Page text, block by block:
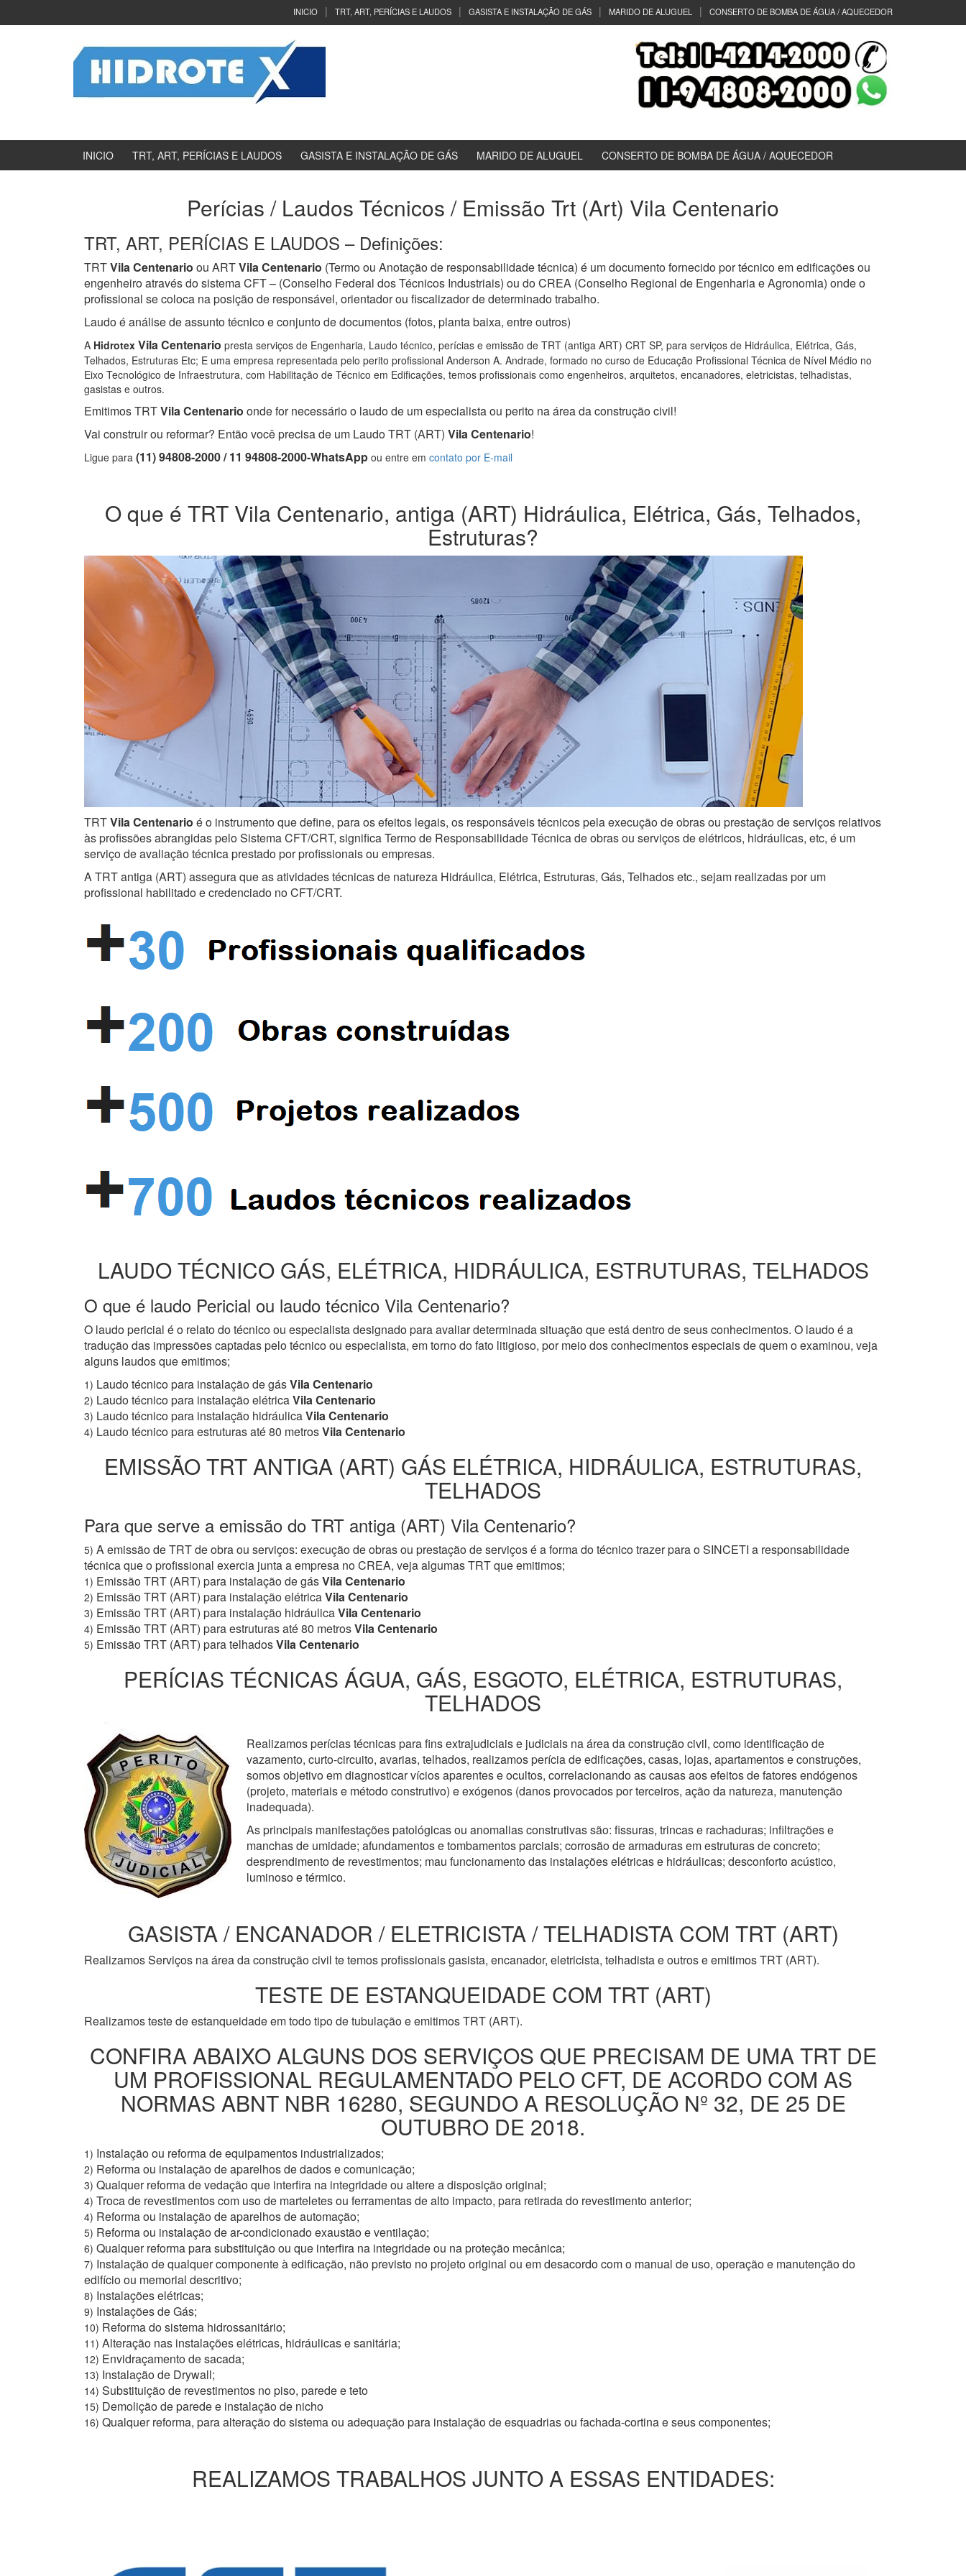
INICIO TRT, ART, PERÍCIAS E LAUDOS GASISTA E INSTALAÇÃO DE GÁS MARIDO DE ALUGUEL CONSERTO DE BOMBA DE ÁGUA / AQUECEDOR
INICIO TRT, ART, PERÍCIAS E LAUDOS GASISTA E INSTALAÇÃO DE GÁS MARIDO DE ALUGUEL CONSERTO DE BOMBA DE ÁGUA / AQUECEDOR
Perícias / Laudos Técnicos / Emissão Trt (Art) Vila Centenario
TRT, ART, PERÍCIAS E LAUDOS – Definições:
TRTVila Centenario ou ARTVila Centenario (Termo ou Anotação de responsabilidade técnica) é um documento fornecido por técnico em edificações ou
engenheiro através do sistema CFT – (Conselho Federal dos Técnicos Industriais) ou do CREA (Conselho Regional de Engenharia e Agronomia) onde o
profissional se coloca na posição de responsável, orientador ou fiscalizador de determinado trabalho.
Laudo é análise de assunto técnico e conjunto de documentos (fotos, planta baixa, entre outros)
A Hidrotex Vila Centenario presta serviços de Engenharia, Laudo técnico, perícias e emissão de TRT (antiga ART) CRT SP, para serviços de Hidráulica, Elétrica, Gás,
Telhados, Estruturas Etc; E uma empresa representada pelo perito profissional Anderson A. Andrade, formado no curso de Educação Profissional Técnica de Nível Médio no
Eixo Tecnológico de Infraestrutura, com Habilitação de Técnico em Edificações, temos profissionais como engenheiros, arquitetos, encanadores, eletricistas, telhadistas,
gasistas e outros.
Emitimos TRTVila Centenario onde for necessário o laudo de um especialista ou perito na área da construção civil!
Vai construir ou reformar? Então você precisa de um Laudo TRT (ART) Vila Centenario!
Ligue para (11) 94808-2000 / 11 94808-2000-WhatsApp ou entre em contato por E-mail
O que é TRT Vila Centenario, antiga (ART) Hidráulica, Elétrica, Gás, Telhados,
Estruturas?
TRTVila Centenario é o instrumento que define, para os efeitos legais, os responsáveis técnicos pela execução de obras ou prestação de serviços relativos
às profissões abrangidas pelo Sistema CFT/CRT, significa Termo de Responsabilidade Técnica de obras ou serviços de elétricos, hidráulicas, etc, é um
serviço de avaliação técnica prestado por profissionais ou empresas.
A TRT antiga (ART) assegura que as atividades técnicas de natureza Hidráulica, Elétrica, Estruturas, Gás, Telhados etc., sejam realizadas por um
profissional habilitado e credenciado no CFT/CRT.
LAUDO TÉCNICO GÁS, ELÉTRICA, HIDRÁULICA, ESTRUTURAS, TELHADOS
O que é laudo Pericial ou laudo técnico Vila Centenario?
O laudo pericial é o relato do técnico ou especialista designado para avaliar determinada situação que está dentro de seus conhecimentos. O laudo é a
tradução das impressões captadas pelo técnico ou especialista, em torno do fato litigioso, por meio dos conhecimentos especiais de quem o examinou, veja
alguns laudos que emitimos;
1) Laudo técnico para instalação de gásVila Centenario
2) Laudo técnico para instalação elétricaVila Centenario
3) Laudo técnico para instalação hidráulicaVila Centenario
4) Laudo técnico para estruturas até 80 metrosVila Centenario
EMISSÃO TRT ANTIGA (ART) GÁS ELÉTRICA, HIDRÁULICA, ESTRUTURAS,
TELHADOS
Para que serve a emissão do TRT antiga (ART) Vila Centenario?
5) A emissão de TRT de obra ou serviços: execução de obras ou prestação de serviços é a forma do técnico trazer para o SINCETI a responsabilidade
técnica que o profissional exercia junta a empresa no CREA, veja algumas TRT que emitimos;
1) Emissão TRT (ART) para instalação de gásVila Centenario
2) Emissão TRT (ART) para instalação elétricaVila Centenario
3) Emissão TRT (ART) para instalação hidráulicaVila Centenario
4) Emissão TRT (ART) para estruturas até 80 metrosVila Centenario
5) Emissão TRT (ART) para telhadosVila Centenario
PERÍCIAS TÉCNICAS ÁGUA, GÁS, ESGOTO, ELÉTRICA, ESTRUTURAS,
TELHADOS
Realizamos perícias técnicas para fins extrajudiciais e judiciais na área da construção civil, como identificação de
vazamento, curto-circuito, avarias, telhados, realizamos perícia de edificações, casas, lojas, apartamentos e construções,
somos objetivo em diagnosticar vícios aparentes e ocultos, correlacionando as causas aos efeitos de fatores endógenos
(projeto, materiais e método construtivo) e exógenos (danos provocados por terceiros, ação da natureza, manutenção
inadequada).
As principais manifestações patológicas ou anomalias construtivas são: fissuras, trincas e rachaduras; infiltrações e
manchas de umidade; afundamentos e tombamentos parciais; corrosão de armaduras em estruturas de concreto;
desprendimento de revestimentos; mau funcionamento das instalações elétricas e hidráulicas; desconforto acústico,
luminoso e térmico.
GASISTA / ENCANADOR / ELETRICISTA / TELHADISTA COM TRT (ART)
Realizamos Serviços na área da construção civil te temos profissionais gasista, encanador, eletricista, telhadista e outros e emitimos TRT (ART).
TESTE DE ESTANQUEIDADE COM TRT (ART)
Realizamos teste de estanqueidade em todo tipo de tubulação e emitimos TRT (ART).
CONFIRA ABAIXO ALGUNS DOS SERVIÇOS QUE PRECISAM DE UMA TRT DE
UM PROFISSIONAL REGULAMENTADO PELO CFT, DE ACORDO COM AS
NORMAS ABNT NBR 16280, SEGUNDO A RESOLUÇÃO Nº 32, DE 25 DE
OUTUBRO DE 2018.
1) Instalação ou reforma de equipamentos industrializados;
2) Reforma ou instalação de aparelhos de dados e comunicação;
3) Qualquer reforma de vedação que interfira na integridade ou altere a disposição original;
4) Troca de revestimentos com uso de marteletes ou ferramentas de alto impacto, para retirada do revestimento anterior;
4) Reforma ou instalação de aparelhos de automação;
5) Reforma ou instalação de ar-condicionado exaustão e ventilação;
6) Qualquer reforma para substituição ou que interfira na integridade ou na proteção mecânica;
7) Instalação de qualquer componente à edificação, não previsto no projeto original ou em desacordo com o manual de uso, operação e manutenção do
edifício ou memorial descritivo;
8) Instalações elétricas;
9) Instalações de Gás;
10) Reforma do sistema hidrossanitário;
11) Alteração nas instalações elétricas, hidráulicas e sanitária;
12) Envidraçamento de sacada;
13) Instalação de Drywall;
14) Substituição de revestimentos no piso, parede e teto
15) Demolição de parede e instalação de nicho
16) Qualquer reforma, para alteração do sistema ou adequação para instalação de esquadrias ou fachada-cortina e seus componentes;
REALIZAMOS TRABALHOS JUNTO A ESSAS ENTIDADES: